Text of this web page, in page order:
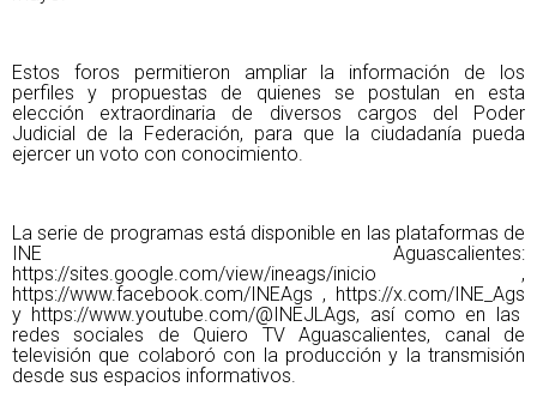
Estos foros permitieron ampliar la información de los
perfiles y propuestas de quienes se postulan en esta
elección extraordinaria de diversos cargos del Poder
Judicial de la Federación, para que la ciudadanía pueda
ejercer un voto con conocimiento.
La serie de programas está disponible en las plataformas de
INE Aguascalientes:
https://sites.google.com/view/ineags/inicio ,
https://www.facebook.com/INEAgs , https://x.com/INE_Ags
y https://www.youtube.com/@INEJLAgs, así como en las
redes sociales de Quiero TV Aguascalientes, canal de
televisión que colaboró con la producción y la transmisión
desde sus espacios informativos.